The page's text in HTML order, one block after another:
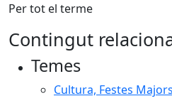
Per tot el terme
Contingut
Temes
Cultura, Festes